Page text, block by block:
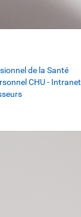
de la Santé
CHU - Intranet